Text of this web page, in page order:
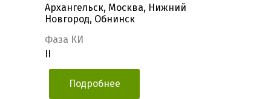
Архангельск, Москва, Нижний
Новгород, Обнинск
Фаза КИ
Подробнее